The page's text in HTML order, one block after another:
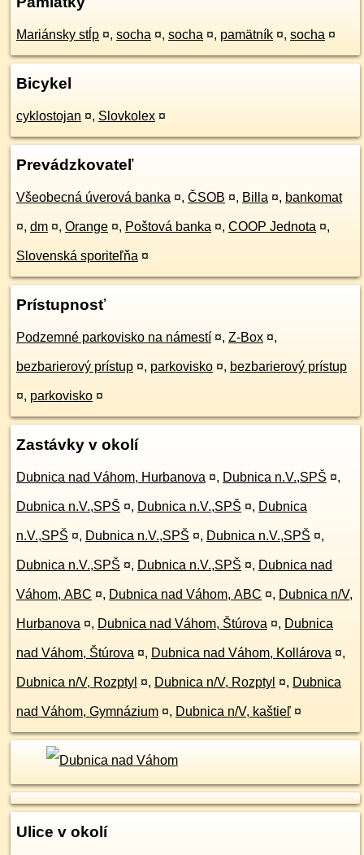
Mariánsky stĺp ¤, socha ¤, socha ¤, pamätník ¤, socha ¤
Bicykel
cyklostojan ¤, Slovkolex ¤
Prevádzkovateľ
Všeobecná úverová banka ¤, ČSOB ¤, Billa ¤, bankomat
¤, dm ¤, Orange ¤, Poštová banka ¤, COOP Jednota ¤,
Slovenská sporiteľňa ¤
Prístupnosť
Podzemné parkovisko na námestí ¤, Z-Box ¤,
bezbarierový prístup ¤, parkovisko ¤, bezbarierový prístup
¤, parkovisko ¤
Zastávky v okolí
Dubnica nad Váhom, Hurbanova ¤, Dubnica n.V.,SPŠ ¤,
Dubnica n.V.,SPŠ ¤, Dubnica n.V.,SPŠ ¤, Dubnica
n.V.,SPŠ ¤, Dubnica n.V.,SPŠ ¤, Dubnica n.V.,SPŠ ¤,
Dubnica n.V.,SPŠ ¤, Dubnica n.V.,SPŠ ¤, Dubnica nad
Váhom, ABC ¤, Dubnica nad Váhom, ABC ¤, Dubnica n/V,
Hurbanova ¤, Dubnica nad Váhom, Štúrova ¤, Dubnica
nad Váhom, Štúrova ¤, Dubnica nad Váhom, Kollárova ¤,
Dubnica n/V, Rozptyl ¤, Dubnica n/V, Rozptyl ¤, Dubnica
nad Váhom, Gymnázium ¤, Dubnica n/V, kaštieľ ¤
Ulice v okolí